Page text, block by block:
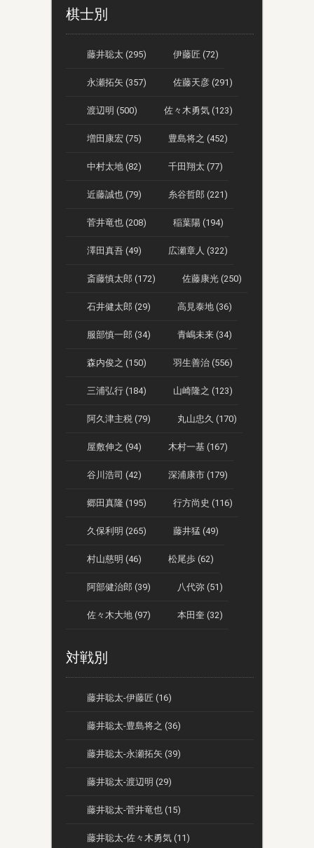
棋士別
藤井聡太 (295) 伊藤匠 (72)
永瀬拓矢 (357) 佐藤天彦 (291)
渡辺明 (500) 佐々木勇気 (123)
増田康宏 (75) 豊島将之 (452)
中村太地 (82) 千田翔太 (77)
近藤誠也 (79) 糸谷哲郎 (221)
菅井竜也 (208) 稲葉陽 (194)
澤田真吾 (49) 広瀬章人 (322)
斎藤慎太郎 (172) 佐藤康光 (250)
石井健太郎 (29) 高見泰地 (36)
服部慎一郎 (34) 青嶋未来 (34)
森内俊之 (150) 羽生善治 (556)
三浦弘行 (184) 山崎隆之 (123)
阿久津主税 (79) 丸山忠久 (170)
屋敷伸之 (94) 木村一基 (167)
谷川浩司 (42) 深浦康市 (179)
郷田真隆 (195) 行方尚史 (116)
久保利明 (265) 藤井猛 (49)
村山慈明 (46) 松尾歩 (62)
阿部健治郎 (39) 八代弥 (51)
佐々木大地 (97) 本田奎 (32)
対戦別
藤井聡太-伊藤匠 (16)
藤井聡太-豊島将之 (36)
藤井聡太-永瀬拓矢 (39)
藤井聡太-渡辺明 (29)
藤井聡太-菅井竜也 (15)
藤井聡太-佐々木勇気 (11)